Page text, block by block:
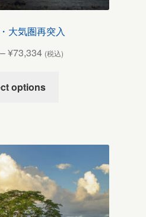
大気圏再突入
–¥73,334 (税込)
options